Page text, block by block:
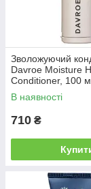
Зволожуючий
Davroe Moisture
Conditioner, 100
В наявності
710 ₴